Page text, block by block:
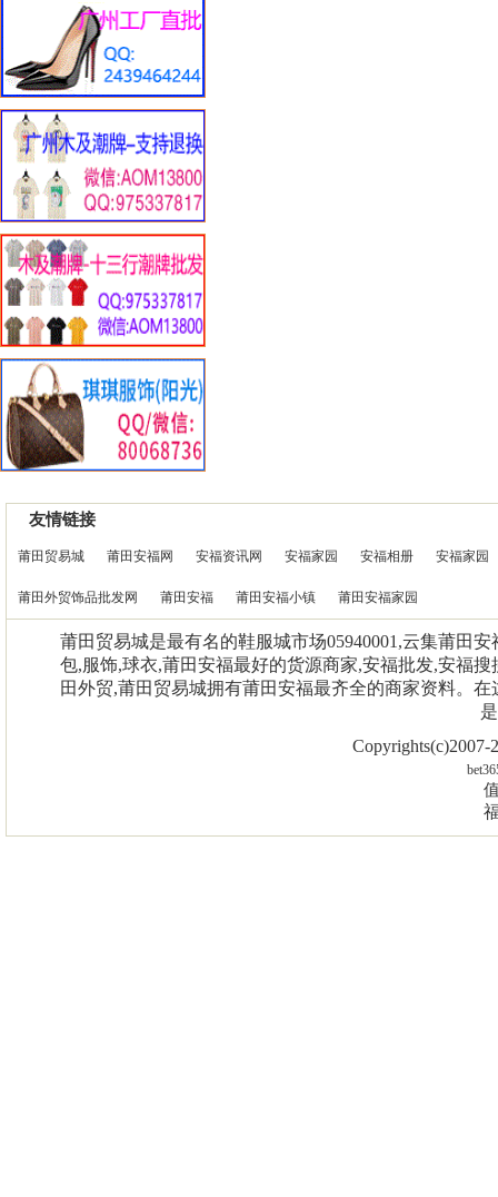
友情链接
莆田贸易城 莆田安福网 安福资讯网 安福家园 安福相册 安福家园
莆田外贸饰品批发网 莆田安福 莆田安福小镇 莆田安福家园
莆田贸易城是最有名的鞋服城市场05940001,云集莆田
包,服饰,球衣,莆田安福最好的货源商家,安福批发,安福
田外贸,莆田贸易城拥有莆田安福最齐全的商家资料。